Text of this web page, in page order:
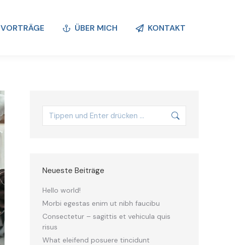
VORTRÄGE ÜBER MICH KONTAKT
Neueste Beiträge
Hello world!
Morbi egestas enim ut nibh faucibu
Consectetur – sagittis et vehicula quis
risus
What eleifend posuere tincidunt